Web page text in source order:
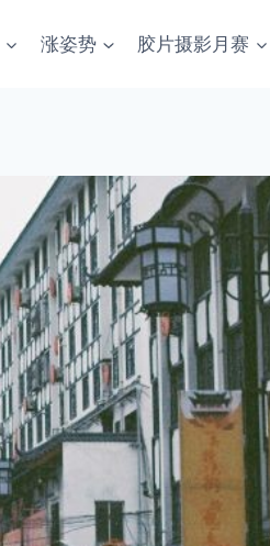
涨姿势 胶片摄影月赛